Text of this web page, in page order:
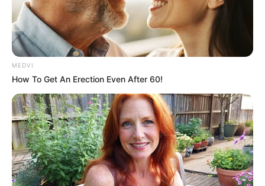
MEDVI
How To Get An Erection Even After 60!